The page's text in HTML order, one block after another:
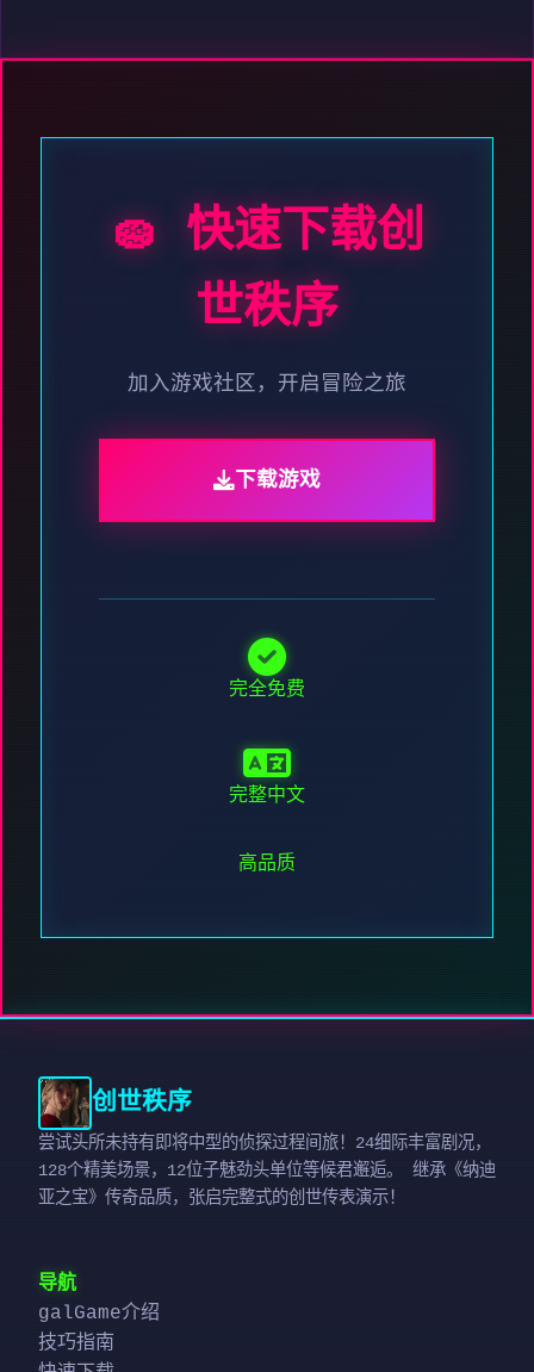
🧽 快速下载创
世秩序
加入游戏社区，开启冒险之旅
下载游戏
完全免费
完整中文
高品质
创世秩序
尝试头所未持有即将中型的侦探过程间旅！24细际丰富剧况，
128个精美场景，12位子魅劲头单位等候君邂逅。 继承《纳迪
亚之宝》传奇品质，张启完整式的创世传表演示！
导航
galGame介绍
技巧指南